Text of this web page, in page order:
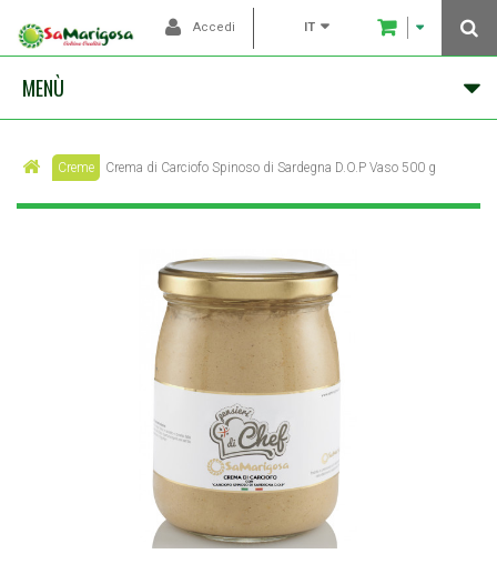
Accedi IT
MENÙ
Creme Crema di Carciofo Spinoso di Sardegna D.O.P Vaso 500 g